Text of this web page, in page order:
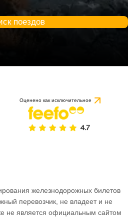
поездов
Оценено как исключительное
железнодорожных билетов
перевозчик, не владеет и не
не является официальным сайтом